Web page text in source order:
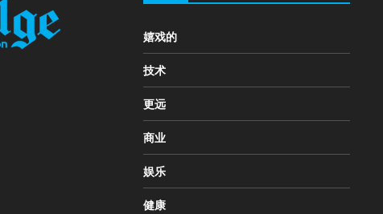
嬉戏的
技术
更远
商业
娱乐
健康